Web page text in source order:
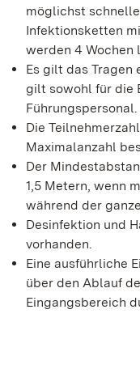
möglichst
Infektionsketten
werden 4 Wochen
Es gilt das Tragen
gilt sowohl für die
Führungspersonal.
Die
Maximalanzahl
Der
1,5 Metern, wenn
während der
Desinfektion und
vorhanden.
Eine ausführliche
über den Ablauf
Eingangsbereich